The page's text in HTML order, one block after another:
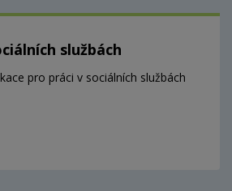
službách
pro práci v sociálních službách